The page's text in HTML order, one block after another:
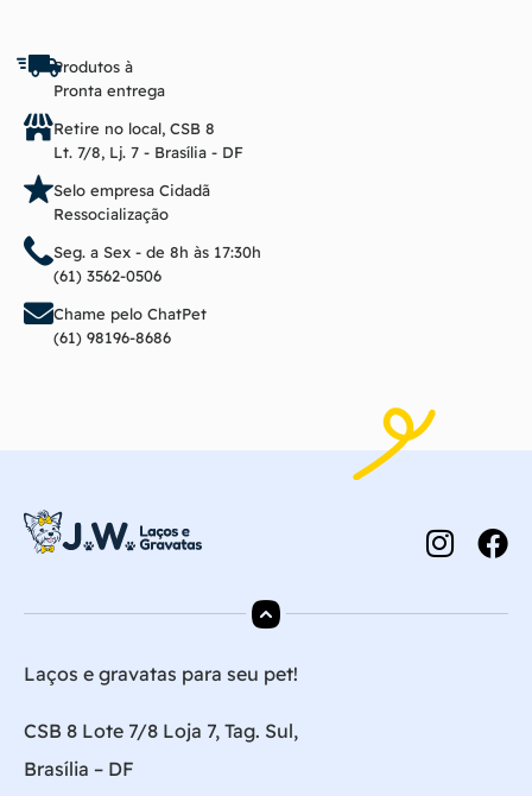
Produtos à
Pronta entrega
Retire no local, CSB 8
Lt. 7/8, Lj. 7 - Brasília - DF
Selo empresa Cidadã
Ressocialização
Seg. a Sex - de 8h às 17:30h
(61) 3562-0506
Chame pelo ChatPet
(61) 98196-8686
Laços e gravatas para seu pet!
CSB 8 Lote 7/8 Loja 7, Tag. Sul,
Brasília – DF